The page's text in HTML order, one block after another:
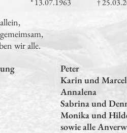
wir alle.
Peter
Karin und Marcel
Annalena
Sabrina und
Monika und
sowie alle